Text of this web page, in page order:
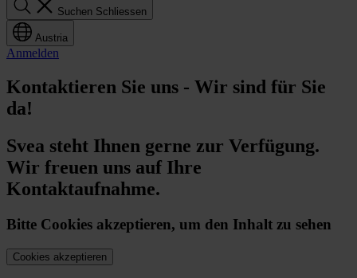
Suchen Schliessen
Austria
Anmelden
Kontaktieren Sie uns - Wir sind für Sie
da!
Svea steht Ihnen gerne zur Verfügung.
Wir freuen uns auf Ihre
Kontaktaufnahme.
Bitte Cookies akzeptieren, um den Inhalt zu sehen
Cookies akzeptieren